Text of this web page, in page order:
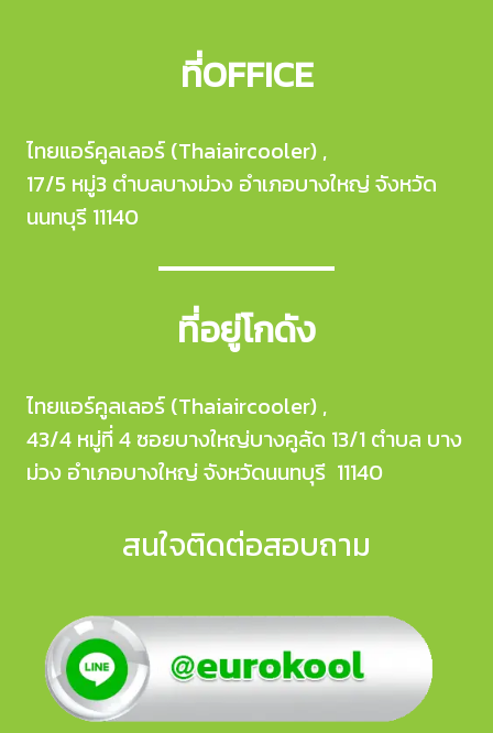
ที่OFFICE
ไทยแอร์คูลเลอร์ (Thaiaircooler) ,
17/5 หมู่3 ตำบลบางม่วง อำเภอบางใหญ่ จังหวัด
นนทบุรี 11140
ที่อยู่โกดัง
ไทยแอร์คูลเลอร์ (Thaiaircooler) ,
43/4 หมู่ที่ 4 ซอยบางใหญ่บางคูลัด 13/1 ตำบล บาง
ม่วง อำเภอบางใหญ่ จังหวัดนนทบุรี 11140
สนใจติดต่อสอบถาม